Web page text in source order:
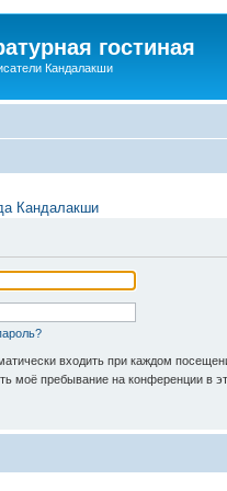
гостиная
Кандалакши
Кандалакши
входить при каждом
моё пребывание на конференции в